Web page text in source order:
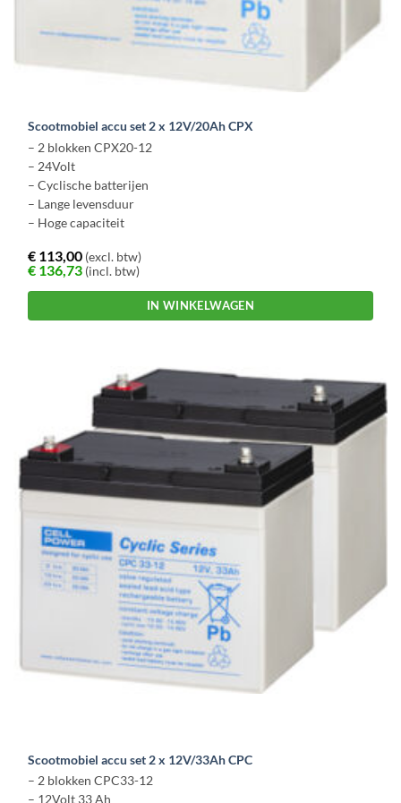
Scootmobiel accu set 2 x 12V/20Ah CPX
– 2 blokken CPX20-12
– 24Volt
– Cyclische batterijen
– Lange levensduur
– Hoge capaciteit
€ 113,00 (excl. btw)
€ 136,73 (incl. btw)
IN WINKELWAGEN
Scootmobiel accu set 2 x 12V/33Ah CPC
– 2 blokken CPC33-12
– 12Volt 33 Ah